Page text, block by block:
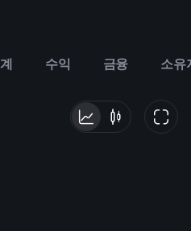
수익 금융 소유